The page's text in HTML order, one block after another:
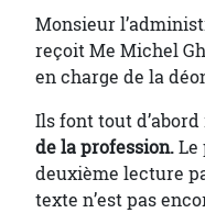
Monsieur
reçoit Me Michel
en charge de la
Ils font tout
de la profession.Le
deuxième lecture
texte n’est pas